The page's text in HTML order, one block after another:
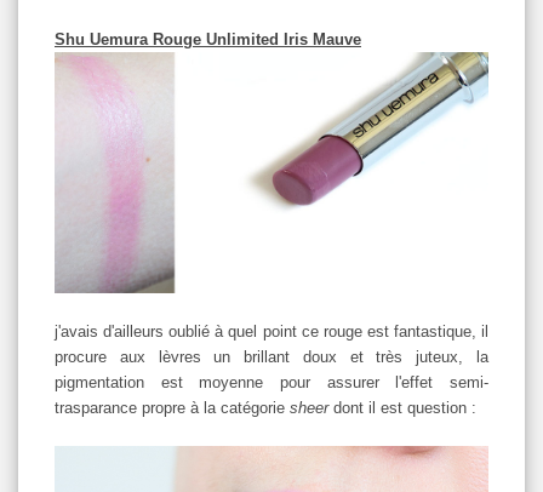
Shu Uemura Rouge Unlimited Iris Mauve
j'avais d'ailleurs oublié à quel point ce rouge est fantastique, il
procure aux lèvres un brillant doux et très juteux, la
pigmentation est moyenne pour assurer l'effet semi-
trasparance propre à la catégorie sheerdont il est question :